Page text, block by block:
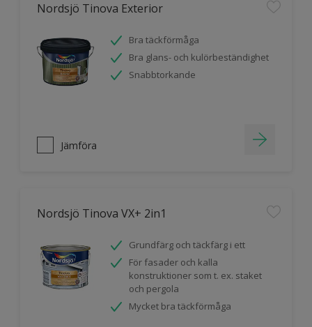
Nordsjö Tinova Exterior
Bra täckförmåga
Bra glans- och kulörbeständighet
Snabbtorkande
Jämföra
Nordsjö Tinova VX+ 2in1
Grundfärg och täckfärg i ett
För fasader och kalla
konstruktioner som t. ex. staket
och pergola
Mycket bra täckförmåga